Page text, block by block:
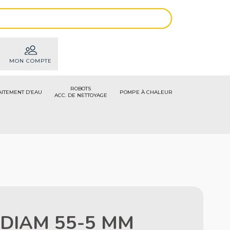
MON COMPTE
D’EAU
ROBOTS
ACC. DE NETTOYAGE
POMPE À CHALEUR
55-5 MM